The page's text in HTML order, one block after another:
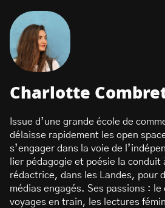
Charlotte
Issue d’une grande école de
délaisse rapidement les open
s’engager dans la voie de
lier pédagogie et poésie la
rédactrice, dans les Landes, pour
médias engagés. Ses passions :
voyages en train, les lectures